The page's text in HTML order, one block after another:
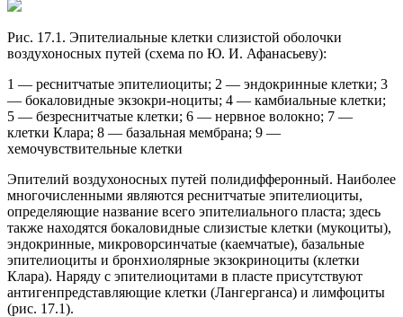
Рис. 17.1. Эпителиальные клетки слизистой оболочки
воздухоносных путей (схема по Ю. И. Афанасьеву):
1 — реснитчатые эпителиоциты; 2 — эндокринные клетки; 3
— бокаловидные экзокри-ноциты; 4 — камбиальные клетки;
5 — безреснитчатые клетки; 6 — нервное волокно; 7 —
клетки Клара; 8 — базальная мембрана; 9 —
хемочувствительные клетки
Эпителий воздухоносных путей полидифферонный. Наиболее
многочисленными являются реснитчатые эпителиоциты,
определяющие название всего эпителиального пласта; здесь
также находятся бокаловидные слизистые клетки (мукоциты),
эндокринные, микроворсинчатые (каемчатые), базальные
эпителиоциты и бронхиолярные экзокриноциты (клетки
Клара). Наряду с эпителиоцитами в пласте присутствуют
антигенпредставляющие клетки (Лангерганса) и лимфоциты
(рис. 17.1).